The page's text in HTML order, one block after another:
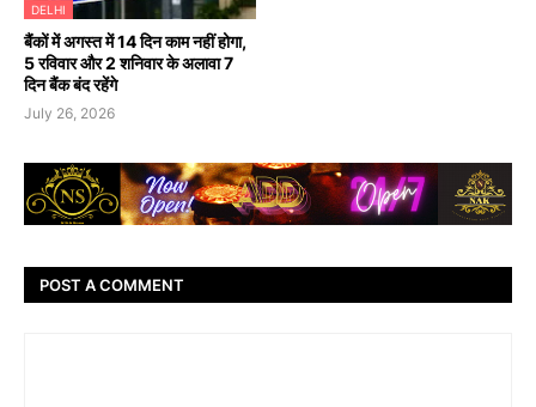
DELHI
बैंकों में अगस्त में 14 दिन काम नहीं होगा,
5 रविवार और 2 शनिवार के अलावा 7
दिन बैंक बंद रहेंगे
July 26, 2026
POST A COMMENT